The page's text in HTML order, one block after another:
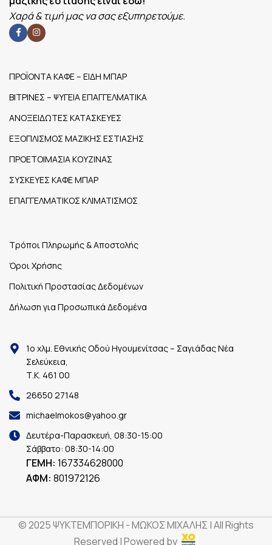
ΠΌΡΤΕΣ 2
ΡΆΦΙΑ-ΣΧΆΡΕΣ
Χαρά & τιμή μας να σας εξυπηρετούμε.
ΠΡΟΪΟΝΤΑ ΚΑΦΕ – ΕΙΔΗ ΜΠΑΡ
ΒΙΤΡΙΝΕΣ – ΨΥΓΕΙΑ ΕΠΑΓΓΕΛΜΑΤΙΚΑ
ΑΝΟΞΕΙΔΩΤΕΣ ΚΑΤΑΣΚΕΥΕΣ
ΕΞΟΠΛΙΣΜΟΣ ΜΑΖΙΚΗΣ ΕΣΤΙΑΣΗΣ
ΠΡΟΕΤΟΙΜΑΣΙΑ ΚΟΥΖΙΝΑΣ
ΣΥΣΚΕΥΕΣ ΚΑΦΕ ΜΠΑΡ
ΕΠΑΓΓΕΛΜΑΤΙΚΟΣ ΚΛΙΜΑΤΙΣΜΟΣ
Τρόποι Πληρωμής & Αποστολής
Όροι Χρήσης
Πολιτική Προστασίας Δεδομένων
Δήλωση για Προσωπικά Δεδομένα
1ο χλμ. Εθνικής Οδού Ηγουμενίτσας – Σαγιάδας Νέα
Σελεύκεια,
Τ.Κ. 461 00
26650 27148
michaelmokos@yahoo.gr
Δευτέρα-Παρασκευή, 08:30-15:00
Σάββατο: 08:30-14:00
ΓΕΜΗ: 167334628000
ΑΦΜ: 801972126
© 2025 ΨΥΚΤΕΜΠΟΡΙΚΗ - ΜΩΚΟΣ ΜΙΧΑΛΗΣ | All Rights
Reserved | Powered by